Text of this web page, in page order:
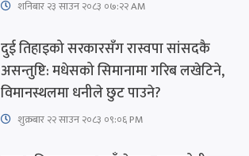
शनिबार २३ साउन २०८३ ०७:२२ AM
दुई तिहाइको सरकारसँग रास्वपा सांसदकै
असन्तुष्टि: मधेसको सिमानामा गरिब लखेटिने,
विमानस्थलमा धनीले छुट पाउने?
शुक्रबार​ २२ साउन २०८३ ०९:०६ PM